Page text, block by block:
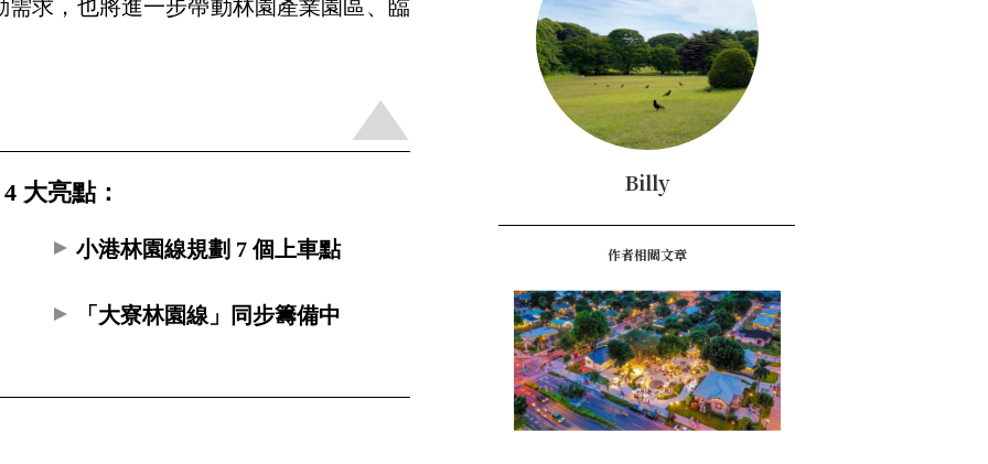
求，也將進一步帶動林園產業園區、臨
大亮點：
小港林園線規劃 7 個上車點
「大寮林園線」同步籌備中
Billy
作者相關文章